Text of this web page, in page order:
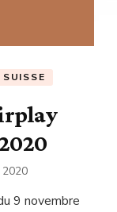
SUISSE
9 novembre